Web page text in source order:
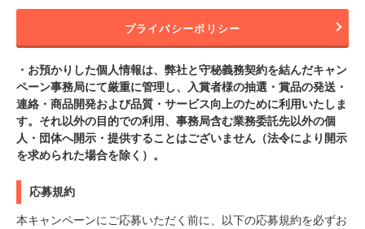
プライバシーポリシー
・お預かりした個人情報は、弊社と守秘義務契約を結んだキャン
ペーン事務局にて厳重に管理し、入賞者様の抽選・賞品の発送・
連絡・商品開発および品質・サービス向上のために利用いたしま
す。それ以外の目的での利用、事務局含む業務委託先以外の個
人・団体へ開示・提供することはございません（法令により開示
を求められた場合を除く）。
応募規約
本キャンペーンにご応募いただく前に、以下の応募規約を必ずお